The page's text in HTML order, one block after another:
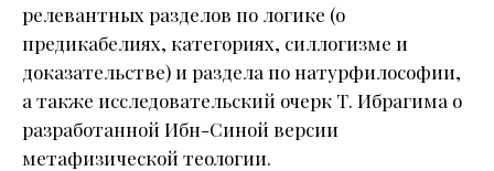
релевантных разделов по логике (о
предикабелиях, категориях, силлогизме и
доказательстве) и раздела по натурфилософии,
а также исследовательский очерк Т. Ибрагима о
разработанной Ибн-Синой версии
метафизической теологии.